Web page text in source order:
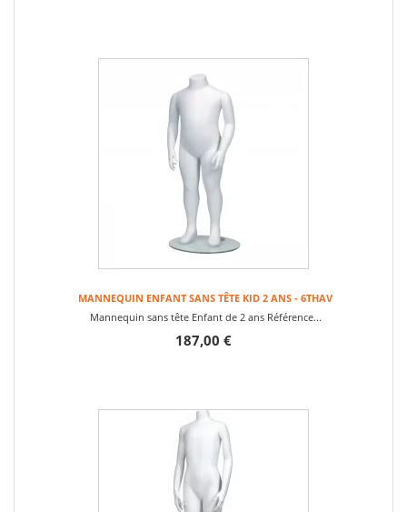
MANNEQUIN ENFANT SANS TÊTE KID 2 ANS - 6THAV
Mannequin sans tête Enfant de 2 ans Référence...
187,00 €